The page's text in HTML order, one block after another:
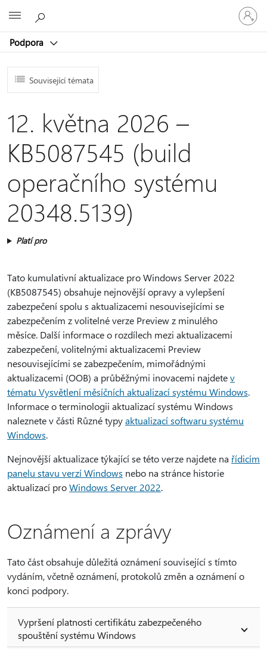
Podpora
Přihlaste
se
ke
účtu
Související témata
12. května 2026 –
KB5087545 (build
operačního systému
20348.5139)
Platí pro
Tato kumulativní aktualizace pro Windows Server 2022
(KB5087545) obsahuje nejnovější opravy a vylepšení
zabezpečení spolu s aktualizacemi nesouvisejícími se
zabezpečením z volitelné verze Preview z minulého
měsíce. Další informace o rozdílech mezi aktualizacemi
zabezpečení, volitelnými aktualizacemi Preview
nesouvisejícími se zabezpečením, mimořádnými
aktualizacemi (OOB) a průběžnými inovacemi najdetev
tématu Vysvětlení měsíčních aktualizací systému Windows.
Informace o terminologii aktualizací systému Windows
naleznete v části Různé typyaktualizací softwaru systému
Windows.
Nejnovější aktualizace týkající se této verze najdete na řídicím
panelu stavu verzí Windows nebo na stránce historie
aktualizací proWindows Server 2022.
Oznámení a zprávy
Tato část obsahuje důležitá oznámení související s tímto
vydáním, včetně oznámení, protokolů změn a oznámení o
konci podpory.
Vypršení platnosti certifikátu zabezpečeného
spouštění systému Windows